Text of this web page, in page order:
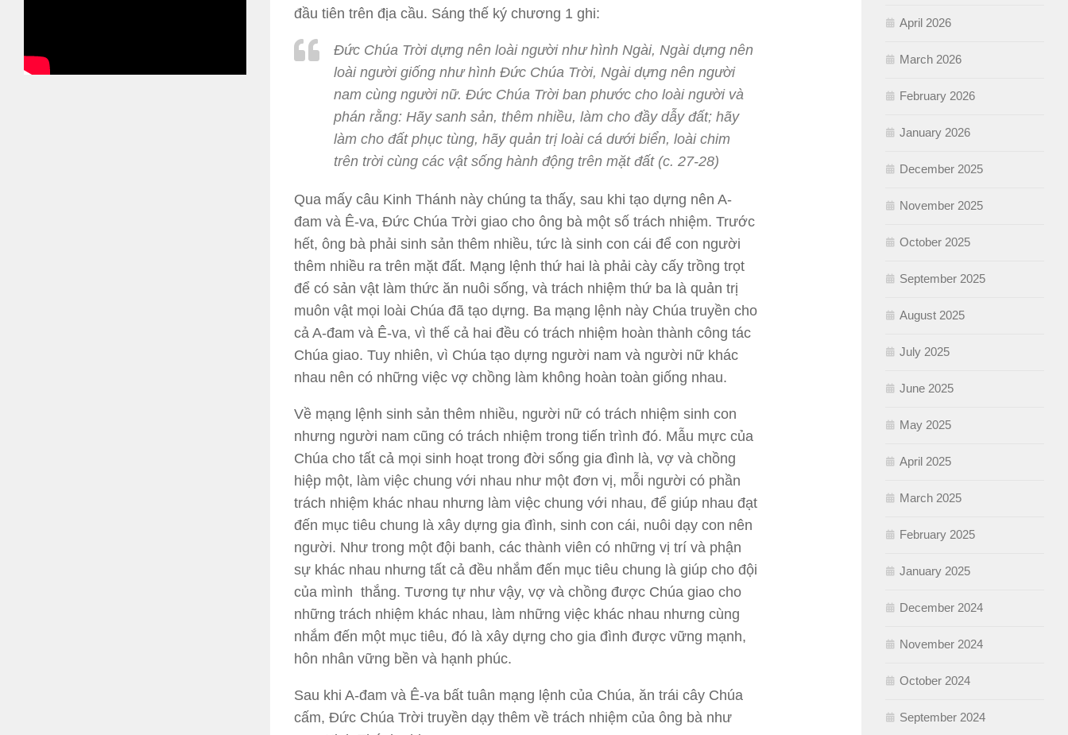
đầu tiên trên địa cầu. Sáng thế ký chương 1 ghi:
Đức Chúa Trời dựng nên loài người như hình Ngài, Ngài dựng nên
loài người giống như hình Đức Chúa Trời, Ngài dựng nên người
nam cùng người nữ. Đức Chúa Trời ban phước cho loài người và
phán rằng: Hãy sanh sản, thêm nhiều, làm cho đầy dẫy đất; hãy
làm cho đất phục tùng, hãy quản trị loài cá dưới biển, loài chim
trên trời cùng các vật sống hành động trên mặt đất (c. 27-28)
Qua mấy câu Kinh Thánh này chúng ta thấy, sau khi tạo dựng nên A-
đam và Ê-va, Đức Chúa Trời giao cho ông bà một số trách nhiệm. Trước
hết, ông bà phải sinh sản thêm nhiều, tức là sinh con cái để con người
thêm nhiều ra trên mặt đất. Mạng lệnh thứ hai là phải cày cấy trồng trọt
để có sản vật làm thức ăn nuôi sống, và trách nhiệm thứ ba là quản trị
muôn vật mọi loài Chúa đã tạo dựng. Ba mạng lệnh này Chúa truyền cho
cả A-đam và Ê-va, vì thế cả hai đều có trách nhiệm hoàn thành công tác
Chúa giao. Tuy nhiên, vì Chúa tạo dựng người nam và người nữ khác
nhau nên có những việc vợ chồng làm không hoàn toàn giống nhau.
Về mạng lệnh sinh sản thêm nhiều, người nữ có trách nhiệm sinh con
nhưng người nam cũng có trách nhiệm trong tiến trình đó. Mẫu mực của
Chúa cho tất cả mọi sinh hoạt trong đời sống gia đình là, vợ và chồng
hiệp một, làm việc chung với nhau như một đơn vị, mỗi người có phần
trách nhiệm khác nhau nhưng làm việc chung với nhau, để giúp nhau đạt
đến mục tiêu chung là xây dựng gia đình, sinh con cái, nuôi dạy con nên
người. Như trong một đội banh, các thành viên có những vị trí và phận
sự khác nhau nhưng tất cả đều nhắm đến mục tiêu chung là giúp cho đội
của mình thắng. Tương tự như vậy, vợ và chồng được Chúa giao cho
những trách nhiệm khác nhau, làm những việc khác nhau nhưng cùng
nhắm đến một mục tiêu, đó là xây dựng cho gia đình được vững mạnh,
hôn nhân vững bền và hạnh phúc.
Sau khi A-đam và Ê-va bất tuân mạng lệnh của Chúa, ăn trái cây Chúa
cấm, Đức Chúa Trời truyền dạy thêm về trách nhiệm của ông bà như
April 2026
March 2026
February 2026
January 2026
December 2025
November 2025
October 2025
September 2025
August 2025
July 2025
June 2025
May 2025
April 2025
March 2025
February 2025
January 2025
December 2024
November 2024
October 2024
September 2024